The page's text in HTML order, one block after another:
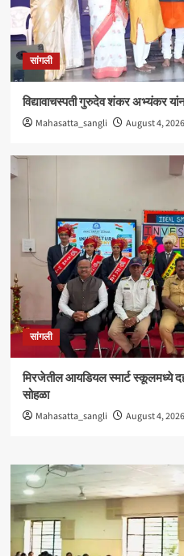
सांगली
विद्यावाचस्पती गुरुदेव शंकर अभ्यंकर
Mahasatta_sangli August 4, 2026
सांगली
मिरजेतील आयडियल स्मार्ट स्कूलमध्ये
सोहळा
Mahasatta_sangli August 4, 2026